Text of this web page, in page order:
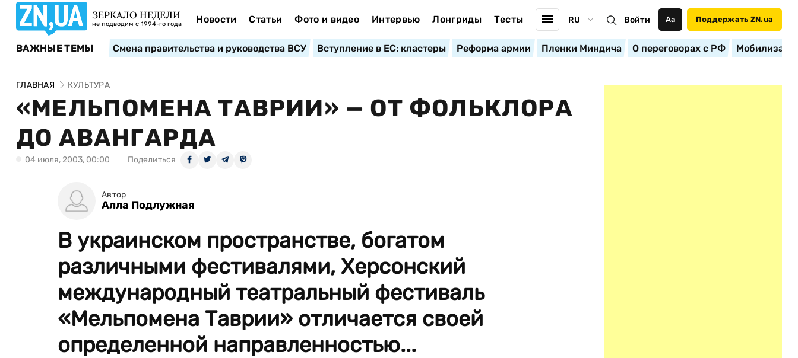
ЗЕРКАЛО НЕДЕЛИ
не подводим с 1994-го года Новости Статьи Фото и видео Интервью Лонгриды Тесты RU Войти Аа Поддержать ZN.ua
ВАЖНЫЕ ТЕМЫ Смена правительства и руководства ВСУ Вступление в ЕС: кластеры Реформа армии Пленки Миндича О переговорах с РФ
ГЛАВНАЯ КУЛЬТУРА
«МЕЛЬПОМЕНА ТАВРИИ» — ОТ ФОЛЬКЛОРА
ДО АВАНГАРДА
04 июля, 2003, 00:00 Поделиться
Автор
Алла Подлужная
В украинском пространстве, богатом
различными фестивалями, Херсонский
международный театральный фестиваль
«Мельпомена Таврии» отличается своей
определенной направленностью...